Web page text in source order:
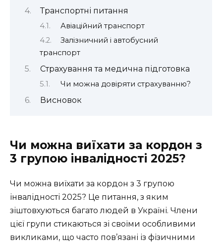
Транспортні питання
Авіаційний транспорт
Залізничний і автобусний
транспорт
Страхування та медична підготовка
Чи можна довіряти страхуванню?
Висновок
Чи можна виїхати за кордон з
3 групою інвалідності 2025?
Чи можна виїхати за кордон з 3 групою
інвалідності 2025? Це питання, з яким
зіштовхуються багато людей в Україні. Члени
цієї групи стикаються зі своїми особливими
викликами, що часто пов’язані із фізичними